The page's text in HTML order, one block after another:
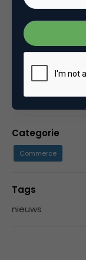
opdracht).
manager,
ups en
(de
Categorie
Commerce
Tags
nieuws